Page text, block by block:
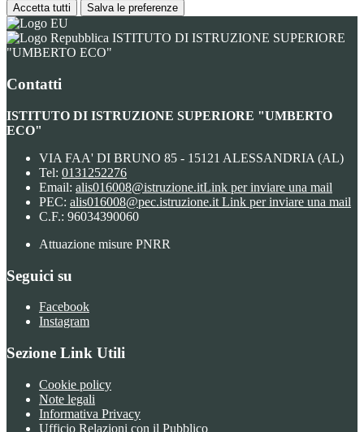
Accetta tutti Salva le preferenze
ISTITUTO DI ISTRUZIONE SUPERIORE
"UMBERTO ECO"
Contatti
ISTITUTO DI ISTRUZIONE SUPERIORE "UMBERTO
ECO"
VIA FAA' DI BRUNO 85 - 15121 ALESSANDRIA (AL)
Tel: 0131252276
Email: alis016008@istruzione.itLink per inviare una mail
PEC: alis016008@pec.istruzione.it Link per inviare una mail
C.F.: 96034390060
Attuazione misure PNRR
Seguici su
Facebook
Instagram
Sezione Link Utili
Cookie policy
Note legali
Informativa Privacy
Ufficio Relazioni con il Pubblico